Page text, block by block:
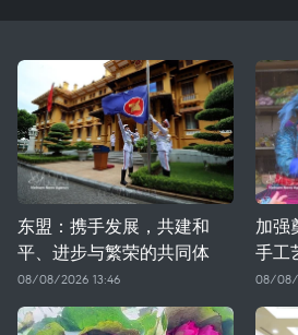
东盟：携手发展，共建和
平、进步与繁荣的共同体
08/08/2026 13:46
加强
手工
08/08/